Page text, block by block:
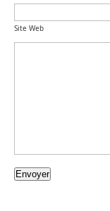
Site Web